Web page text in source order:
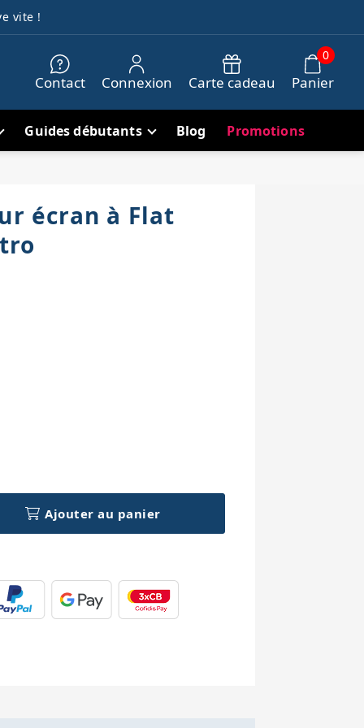
vite !
Contact Connexion Carte cadeau Panier
0
Guides débutants Blog Promotions
écran à Flat
Ajouter au panier